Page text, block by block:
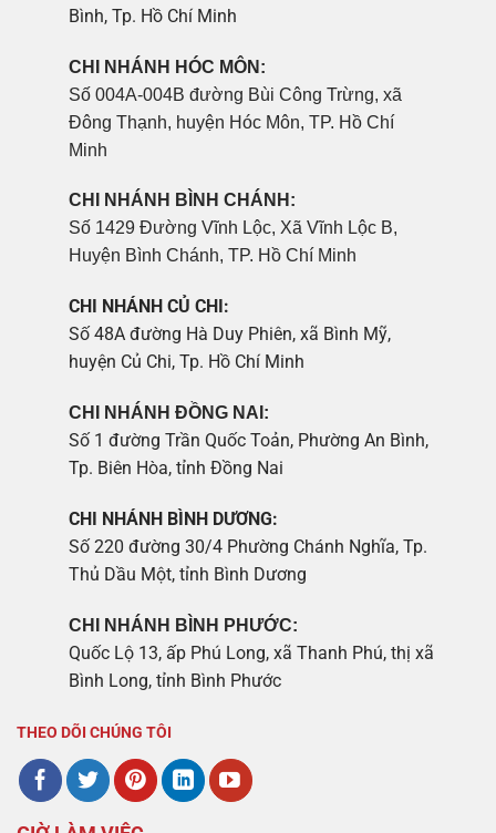
Bình, Tp. Hồ Chí Minh
CHI NHÁNH HÓC MÔN:
Số 004A-004B đường Bùi Công Trừng, xã
Đông Thạnh, huyện Hóc Môn, TP. Hồ Chí
Minh
CHI NHÁNH BÌNH CHÁNH:
Số 1429 Đường Vĩnh Lộc, Xã Vĩnh Lộc B,
Huyện Bình Chánh, TP. Hồ Chí Minh
CHI NHÁNH CỦ CHI:
Số 48A đường Hà Duy Phiên, xã Bình Mỹ,
huyện Củ Chi, Tp. Hồ Chí Minh
CHI NHÁNH ĐỒNG NAI:
Số 1 đường Trần Quốc Toản, Phường An Bình,
Tp. Biên Hòa, tỉnh Đồng Nai
CHI NHÁNH BÌNH DƯƠNG:
Số 220 đường 30/4 Phường Chánh Nghĩa, Tp.
Thủ Dầu Một, tỉnh Bình Dương
CHI NHÁNH BÌNH PHƯỚC:
Quốc Lộ 13, ấp Phú Long, xã Thanh Phú, thị xã
Bình Long, tỉnh Bình Phước
THEO DÕI CHÚNG TÔI